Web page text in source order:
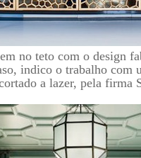
no teto com o design
indico o trabalho com
a lazer, pela firma